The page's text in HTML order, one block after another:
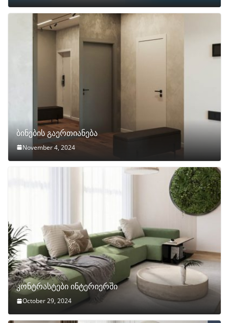
ბინების გაერთიანება
November 4, 2024
კონტრასტები ინტერიერში
October 29, 2024